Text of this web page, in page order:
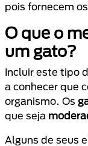
pois fornecem
O que o
um gato?
Incluir este tipo
a conhecer que
organismo. Os
que seja
Alguns de seus